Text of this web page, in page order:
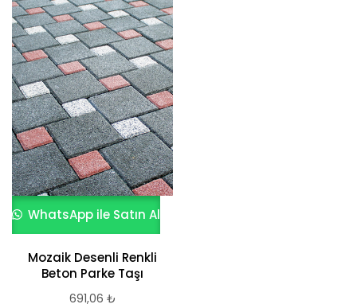
WhatsApp ile Satın Al
Mozaik Desenli Renkli
Beton Parke Taşı
691,06 ₺